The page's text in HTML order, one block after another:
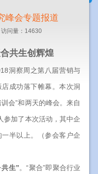
峰会专题报道
问量：14630
共生创辉煌
洞察周之第八届营销与
成功落下帷幕。本次洞
会”和两天的峰会。来自
参加了本次活动，其中企
半以上。（参会客户企
共生”。“聚合”即聚合行业